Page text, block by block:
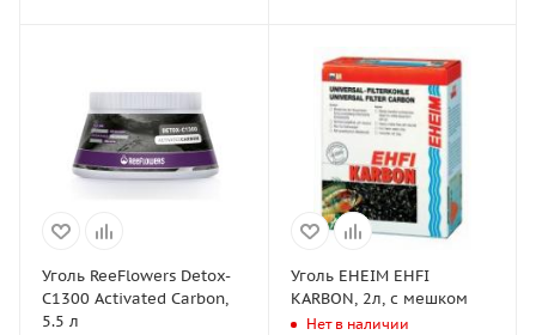
Уголь ReeFlowers Detox-
C1300 Activated Carbon,
5.5 л
Уголь EHEIM EHFI
KARBON, 2л, с мешком
Нет в наличии